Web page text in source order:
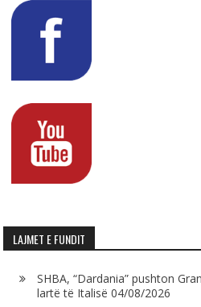
LAJMET E FUNDIT
SHBA, “Dardania” pushton
lartë të Italisë 04/08/2026